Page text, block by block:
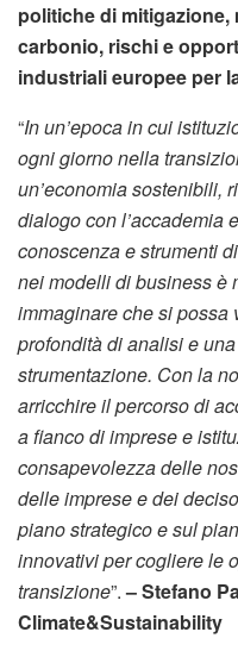
politiche di mitigazione,
carbonio, rischi e
industriali europee per
“In un’epoca in cui
ogni giorno nella
un’economia sostenibili,
dialogo con l’accademia
conoscenza e strumenti
nei modelli di business è
immaginare che si possa
profondità di analisi e
strumentazione. Con la
arricchire il percorso di
a fianco di imprese e
consapevolezza delle
delle imprese e dei
piano strategico e sul
innovativi per cogliere le
transizione”.– Stefano
Climate&Sustainability